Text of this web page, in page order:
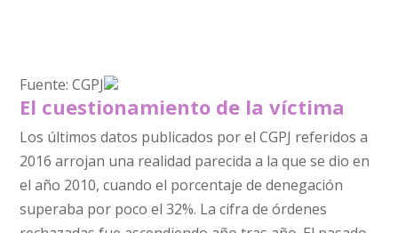
Fuente: CGPJ
El cuestionamiento de la víctima
Los últimos datos publicados por el CGPJ referidos a
2016 arrojan una realidad parecida a la que se dio en
el año 2010, cuando el porcentaje de denegación
superaba por poco el 32%. La cifra de órdenes